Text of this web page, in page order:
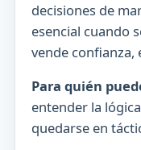
decisiones de
esencial cuando
vende confianza,
Para quién
entender la
quedarse en